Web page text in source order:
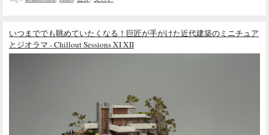
いつまででも眺めていたくなる！巨匠が手がけた近代建築のミニチュア
とジオラマ - Chillout Sessions XI XII